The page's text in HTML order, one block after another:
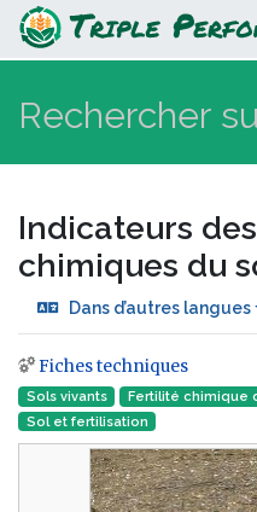
Indicateurs
chimiques du
Indicateurs
chimiques du
Dans d’autres langues
Aller à :navigation
Fiches techniques
Sols vivants
Fertilité chimique
Sol et fertilisation